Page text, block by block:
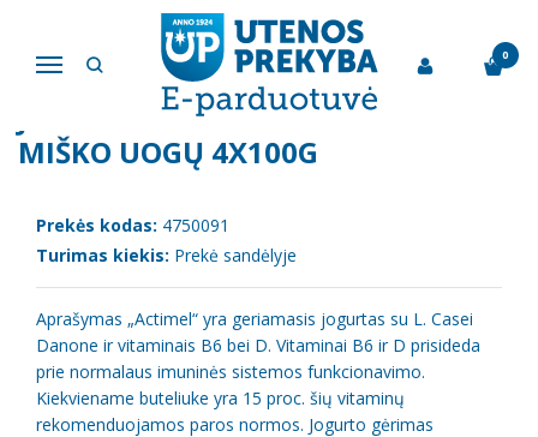
Navigacija
0
Jogurtai ir desertai
Jogurto gėrimas "Actimel" miško uogų 4x100g
JOGURTO GĖRIMAS "ACTIMEL"
MIŠKO UOGŲ 4X100G
Prekės kodas: 4750091
Turimas kiekis: Prekė sandėlyje
Aprašymas „Actimel“ yra geriamasis jogurtas su L. Casei
Danone ir vitaminais B6 bei D. Vitaminai B6 ir D prisideda
prie normalaus imuninės sistemos funkcionavimo.
Kiekviename buteliuke yra 15 proc. šių vitaminų
rekomenduojamos paros normos. Jogurto gėrimas